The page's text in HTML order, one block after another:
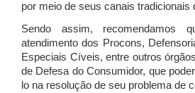
por meio de seus canais tradicionais
Sendo assim, recomendamos
atendimento dos Procons,
Especiais Cíveis, entre outros
de Defesa do Consumidor, que
lo na resolução de seu problema de